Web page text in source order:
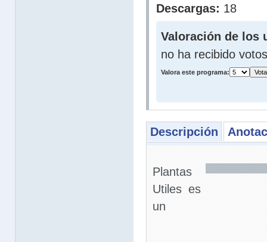
Descargas: 18
Valoración de los
no ha recibido votos
Valora este programa:
Descripción
Plantas
Utiles es
un